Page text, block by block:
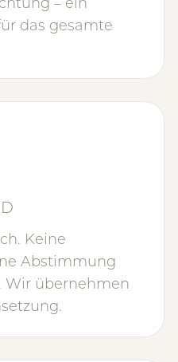
das gesamte
Keine
Abstimmung
Wir übernehmen